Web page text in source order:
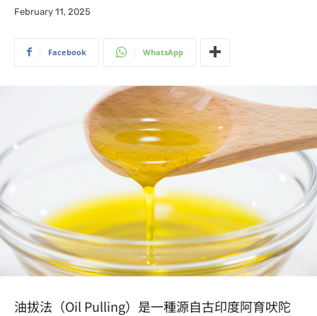
February 11, 2025
Facebook WhatsApp
油拔法（Oil Pulling）是一種源自古印度阿育吠陀